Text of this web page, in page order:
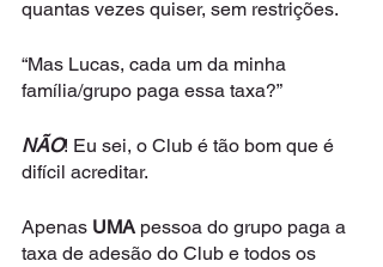
quantas vezes quiser, sem restrições.
“Mas Lucas, cada um da minha
família/grupo paga essa taxa?”
NÃO! Eu sei, o Club é tão bom que é
difícil acreditar.
Apenas UMA pessoa do grupo paga a
taxa de adesão do Club e todos os